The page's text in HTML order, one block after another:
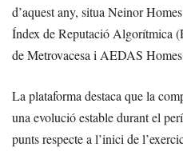
d’aquest any, situa Neinor
Índex de Reputació Algorítmica
de Metrovacesa i AEDAS
La plataforma destaca que la
una evolució estable durant el
punts respecte a l’inici de